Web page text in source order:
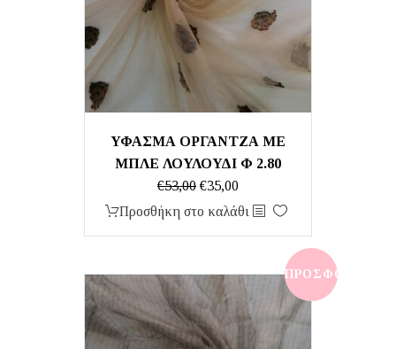
ΥΦΑΣΜΑ ΟΡΓΑΝΤΖΑ ΜΕ
ΜΠΛΕ ΛΟΥΛΟΥΔΙ Φ 2.80
€53,00 Original
price
€35,00Η
τρέχουσα
€35,00.
Προσθήκη στο καλάθι
ΠΡΟΣΦΟΡΆ!